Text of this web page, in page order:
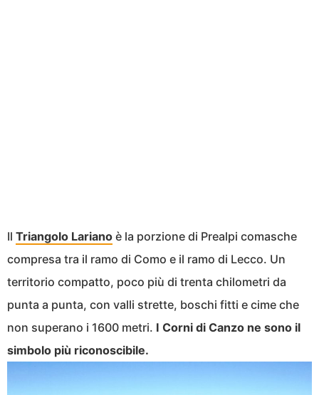
Il Triangolo Lariano è la porzione di Prealpi comasche
compresa tra il ramo di Como e il ramo di Lecco. Un
territorio compatto, poco più di trenta chilometri da
punta a punta, con valli strette, boschi fitti e cime che
non superano i 1600 metri. I Corni di Canzo ne sono il
simbolo più riconoscibile.